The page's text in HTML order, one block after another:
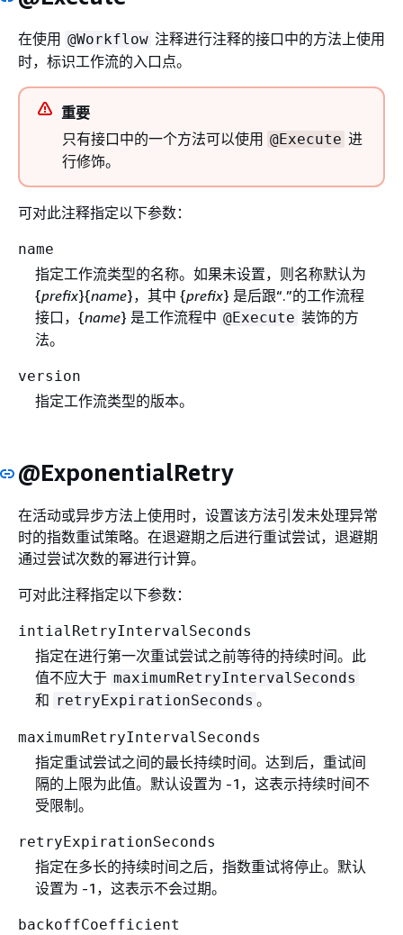
在使用 @Workflow 注释进行注释的接口中的方法上使用
时，标识工作流的入口点。
重要
只有接口中的一个方法可以使用 @Execute 进
行修饰。
可对此注释指定以下参数：
name
指定工作流类型的名称。如果未设置，则名称默认为
{prefix}{name}，其中 {prefix} 是后跟“.”的工作流程
接口， {name} 是工作流程中 @Execute 装饰的方
法。
version
指定工作流类型的版本。
@ExponentialRetry
在活动或异步方法上使用时，设置该方法引发未处理异常
时的指数重试策略。在退避期之后进行重试尝试，退避期
通过尝试次数的幂进行计算。
可对此注释指定以下参数：
intialRetryIntervalSeconds
指定在进行第一次重试尝试之前等待的持续时间。此
值不应大于 maximumRetryIntervalSeconds
和 retryExpirationSeconds 。
maximumRetryIntervalSeconds
指定重试尝试之间的最长持续时间。达到后，重试间
隔的上限为此值。默认设置为 -1，这表示持续时间不
受限制。
retryExpirationSeconds
指定在多长的持续时间之后，指数重试将停止。默认
设置为 -1，这表示不会过期。
backoffCoefficient